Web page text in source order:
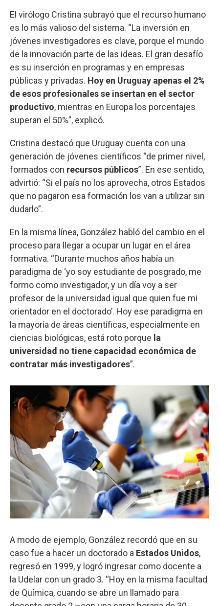
El virólogo Cristina subrayó que el recurso humano
es lo más valioso del sistema. “La inversión en
jóvenes investigadores es clave, porque el mundo
de la innovación parte de las ideas. El gran desafío
es su inserción en programas y en empresas
públicas y privadas. Hoy en Uruguay apenas el 2%
de esos profesionales se insertan en el sector
productivo, mientras en Europa los porcentajes
superan el 50%”, explicó.
Cristina destacó que Uruguay cuenta con una
generación de jóvenes científicos “de primer nivel,
formados con recursos públicos”. En ese sentido,
advirtió: “Si el país no los aprovecha, otros Estados
que no pagaron esa formación los van a utilizar sin
dudarlo”.
En la misma línea, González habló del cambio en el
proceso para llegar a ocupar un lugar en el área
formativa. “Durante muchos años había un
paradigma de ‘yo soy estudiante de posgrado, me
formo como investigador, y un día voy a ser
profesor de la universidad igual que quien fue mi
orientador en el doctorado’. Hoy ese paradigma en
la mayoría de áreas científicas, especialmente en
ciencias biológicas, está roto porque la
universidad no tiene capacidad económica de
contratar más investigadores”.
A modo de ejemplo, González recordó que en su
caso fue a hacer un doctorado a Estados Unidos,
regresó en 1999, y logró ingresar como docente a
la Udelar con un grado 3. “Hoy en la misma facultad
de Química, cuando se abre un llamado para